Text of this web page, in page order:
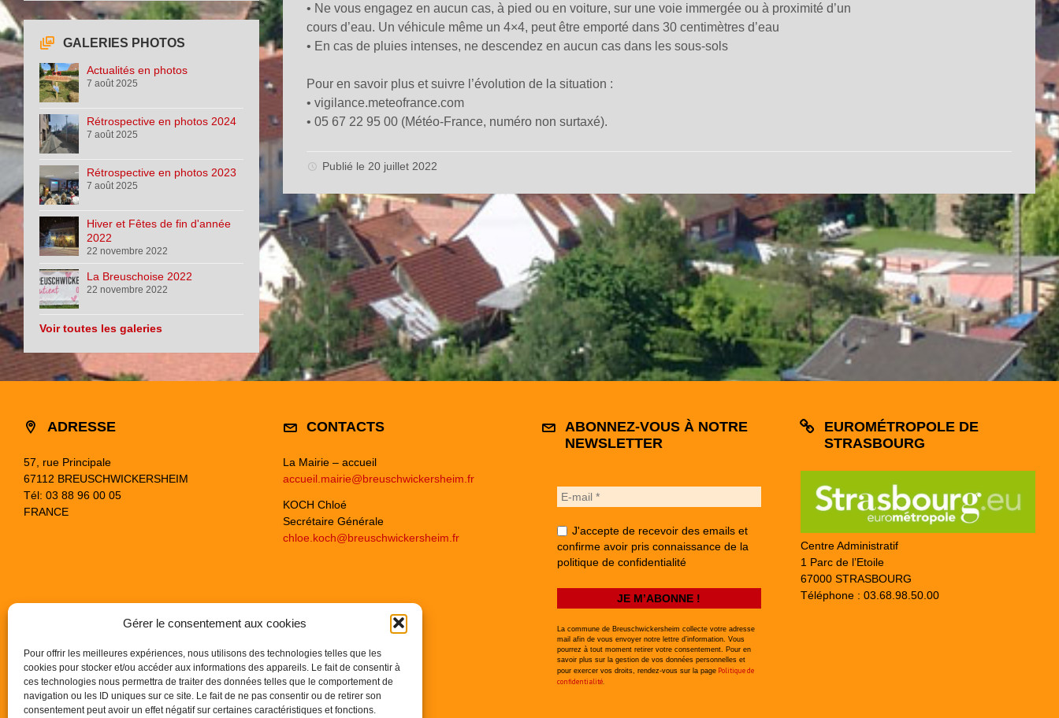
Gérer le consentement aux cookies
Pour offrir les meilleures expériences, nous utilisons des technologies telles que les
cookies pour stocker et/ou accéder aux informations des appareils. Le fait de consentir à
ces technologies nous permettra de traiter des données telles que le comportement de
navigation ou les ID uniques sur ce site. Le fait de ne pas consentir ou de retirer son
consentement peut avoir un effet négatif sur certaines caractéristiques et fonctions.
• Ne vous engagez en aucun cas, à pied ou en voiture, sur une voie immergée ou à proximité d’un
cours d’eau. Un véhicule même un 4×4, peut être emporté dans 30 centimètres d’eau
• En cas de pluies intenses, ne descendez en aucun cas dans les sous-sols
Pour en savoir plus et suivre l’évolution de la situation :
• vigilance.meteofrance.com
• 05 67 22 95 00 (Météo-France, numéro non surtaxé).
Publié le 20 juillet 2022
GALERIES PHOTOS
Actualités en photos
7 août 2025
Rétrospective en photos 2024
7 août 2025
Rétrospective en photos 2023
7 août 2025
Hiver et Fêtes de fin d'année
2022
22 novembre 2022
La Breuschoise 2022
22 novembre 2022
Voir toutes les galeries
ADRESSE
57, rue Principale
67112 BREUSCHWICKERSHEIM
Tél: 03 88 96 00 05
FRANCE
CONTACTS
La Mairie – accueil
accueil.mairie@breuschwickersheim.fr
KOCH Chloé
Secrétaire Générale
chloe.koch@breuschwickersheim.fr
ABONNEZ-VOUS À NOTRE
NEWSLETTER
J'accepte de recevoir des emails et
confirme avoir pris connaissance de la
politique de confidentialité
La commune de Breuschwickersheim collecte votre adresse
mail afin de vous envoyer notre lettre d’information. Vous
pourrez à tout moment retirer votre consentement. Pour en
savoir plus sur la gestion de vos données personnelles et
pour exercer vos droits, rendez-vous sur la page Politique de
confidentialité
EUROMÉTROPOLE DE
STRASBOURG
Centre Administratif
1 Parc de l’Etoile
67000 STRASBOURG
Téléphone : 03.68.98.50.00